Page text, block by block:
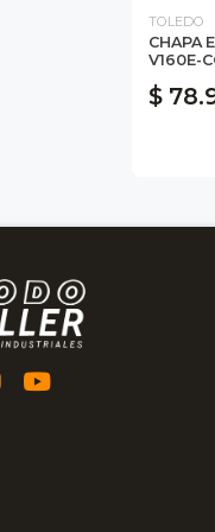
TOLEDO
CHAPA
V160E-
$